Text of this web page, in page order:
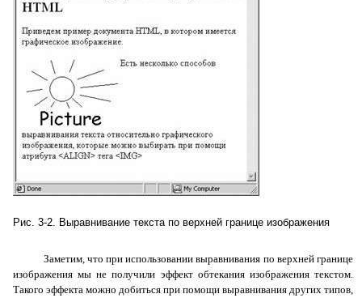
Рис. 3-2. Выравнивание текста по верхней границе изображения
Заметим, что при использовании выравнивания по верхней границе
изображения мы не получили эффект обтекания изображения текстом.
Такого эффекта можно добиться при помощи выравнивания других типов,